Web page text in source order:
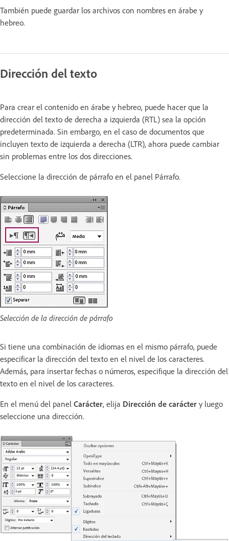
También puede guardar los archivos con nombres en árabe y
hebreo.
Dirección del texto
Para crear el contenido en árabe y hebreo, puede hacer que la
dirección del texto de derecha a izquierda (RTL) sea la opción
predeterminada. Sin embargo, en el caso de documentos que
incluyen texto de izquierda a derecha (LTR), ahora puede cambiar
sin problemas entre los dos direcciones.
Seleccione la dirección de párrafo en el panel Párrafo.
Selección de la dirección de párrafo
Si tiene una combinación de idiomas en el mismo párrafo, puede
especificar la dirección del texto en el nivel de los caracteres.
Además, para insertar fechas o números, especifique la dirección del
texto en el nivel de los caracteres.
En el menú del panel Carácter, elija Dirección de carácter y luego
seleccione una dirección.